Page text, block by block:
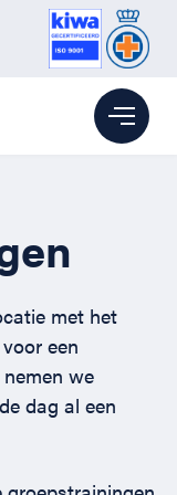
met het
een
we
dag al een